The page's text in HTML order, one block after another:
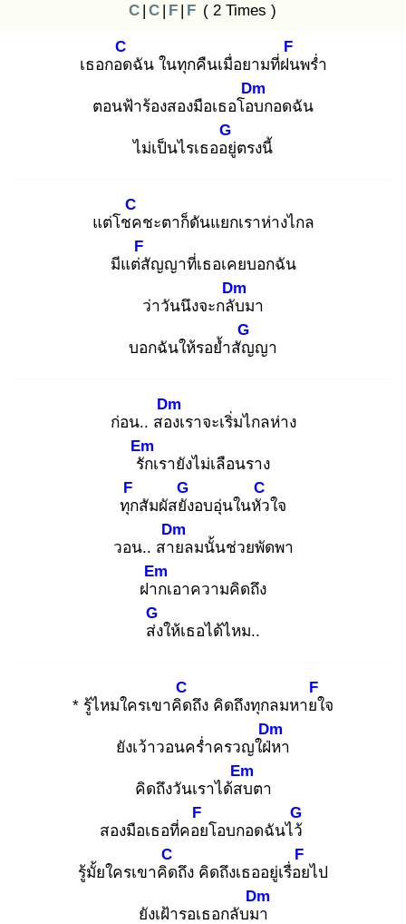
C | C | F | F ( 2 Times )
เธอกอด
C
ฉัน ในทุกคืนเมื่อยามที่ฝน
F
พร่ำ
ตอนฟ้าร้องสองมือเธอโอบ
Dm
กอดฉัน
ไม่เป็นไรเธออยู่
G
ตรงนี้
แต่โชค
C
ชะตาก็ดันแยกเราห่างไกล
มีแต่สั
F
ญญาที่เธอเคยบอกฉัน
ว่าวันนึงจะกลับ
Dm
มา
บอกฉันให้รอย้ำสัญ
G
ญา
ก่อน.. สอง
Dm
เราจะเริ่มไกลห่าง
รัก
Em
เรายังไม่เลือนราง
ทุก
F
สัมผัสยัง
G
อบอุ่นในหัว
C
ใจ
วอน.. สาย
Dm
ลมนั้นช่วยพัดพา
ฝาก
Em
เอาความคิดถึง
ส่ง
G
ให้เธอได้ไหม..
* รู้ไหมใครเขาคิด
C
ถึง คิดถึงทุกลมหายใ
F
จ
ยังเว้าวอนคร่ำครวญใฝ่ห
Dm
า
คิดถึงวันเราได้สบ
Em
ตา
สองมือเธอที่คอย
F
โอบกอดฉันไว้
G
รู้มั้ยใครเขาคิด
C
ถึง คิดถึงเธออยู่เรื่อย
F
ไป
ยังเฝ้ารอเธอกลับมา
Dm